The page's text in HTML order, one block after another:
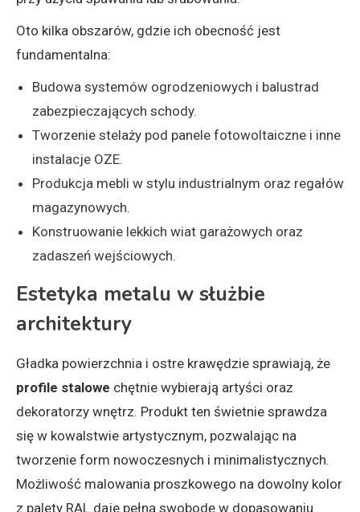
Oto kilka obszarów, gdzie ich obecność jest
fundamentalna:
Budowa systemów ogrodzeniowych i balustrad
zabezpieczających schody.
Tworzenie stelaży pod panele fotowoltaiczne i inne
instalacje OZE.
Produkcja mebli w stylu industrialnym oraz regałów
magazynowych.
Konstruowanie lekkich wiat garażowych oraz
zadaszeń wejściowych.
Estetyka metalu w służbie
architektury
Gładka powierzchnia i ostre krawędzie sprawiają, że
profile stalowe chętnie wybierają artyści oraz
dekoratorzy wnętrz. Produkt ten świetnie sprawdza
się w kowalstwie artystycznym, pozwalając na
tworzenie form nowoczesnych i minimalistycznych.
Możliwość malowania proszkowego na dowolny kolor
z palety RAL daje pełną swobodę w dopasowaniu